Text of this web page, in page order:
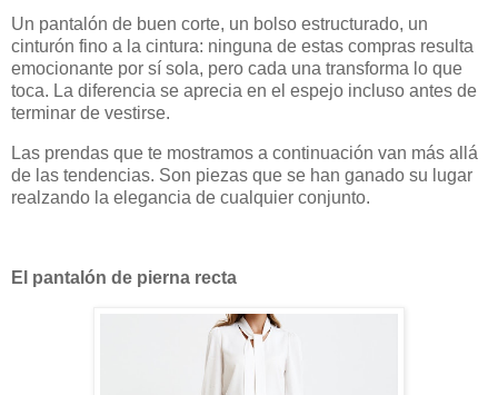
Un pantalón de buen corte, un bolso estructurado, un
cinturón fino a la cintura: ninguna de estas compras resulta
emocionante por sí sola, pero cada una transforma lo que
toca. La diferencia se aprecia en el espejo incluso antes de
terminar de vestirse.
Las prendas que te mostramos a continuación van más allá
de las tendencias. Son piezas que se han ganado su lugar
realzando la elegancia de cualquier conjunto.
El pantalón de pierna recta